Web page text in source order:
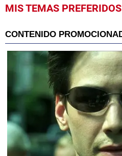
MIS TEMAS PREFERIDOS